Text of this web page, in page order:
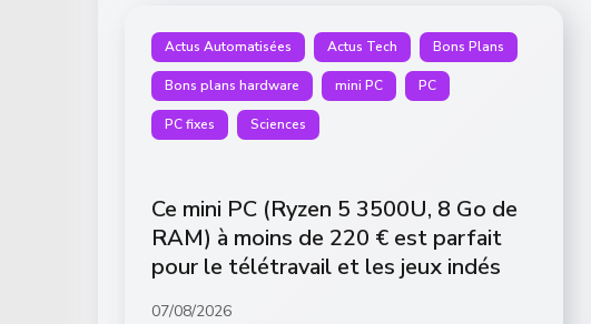
Actus Automatisées Actus Tech Bons Plans
Bons plans hardware mini PC PC
PC fixes Sciences
Ce mini PC (Ryzen 5 3500U, 8 Go de
RAM) à moins de 220 € est parfait
pour le télétravail et les jeux indés
07/08/2026